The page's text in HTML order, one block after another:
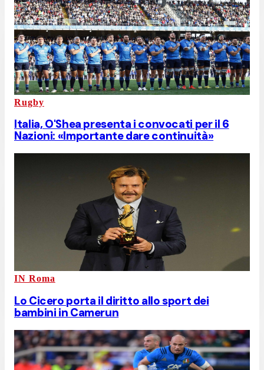
Rugby
Italia, O'Shea presenta i convocati per il 6
Nazioni: «Importante dare continuità»
IN Roma
Lo Cicero porta il diritto allo sport dei
bambini in Camerun